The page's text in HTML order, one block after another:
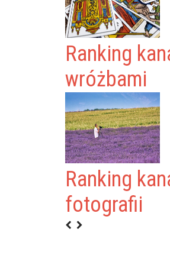
Ranking
wróżbami
Ranking
fotografii